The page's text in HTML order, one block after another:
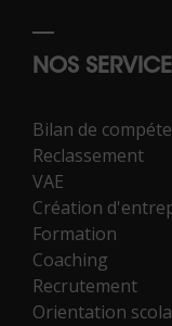
NOS
Bilan de
Reclassement
VAE
Création
Formation
Coaching
Recrutement
Orientation